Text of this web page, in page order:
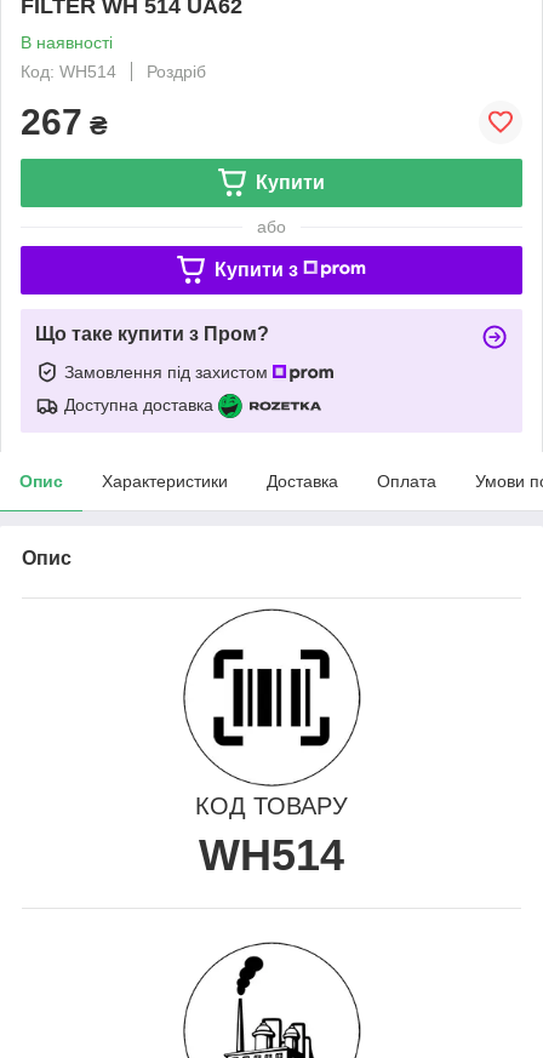
FILTER WH 514 UA62
В наявності
Код: WH514
Роздріб
267 ₴
Купити
або
Купити з
Що таке купити з Пром?
Замовлення під захистом
Доступна доставка
Опис Характеристики Доставка Оплата Умови
Опис
КОД ТОВАРУ
WH514